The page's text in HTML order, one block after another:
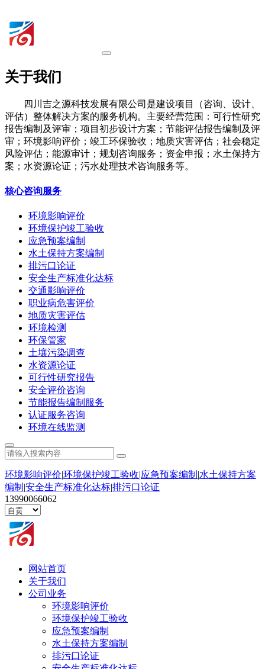
关于我们
四川吉之源科技发展有限公司是建设项目（咨询、设计、
评估）整体解决方案的服务机构。主要经营范围：可行性研究
报告编制及评审；项目初步设计方案；节能评估报告编制及评
审；环境影响评价；竣工环保验收；地质灾害评估；社会稳定
风险评估；能源审计；规划咨询服务；资金申报；水土保持方
案；水资源论证；污水处理技术咨询服务等。
核心咨询服务
环境影响评价
环境保护竣工验收
应急预案编制
水土保持方案编制
排污口论证
安全生产标准化达标
交通影响评价
职业病危害评价
地质灾害评估
环境检测
环保管家
土壤污染调查
水资源论证
可行性研究报告
安全评价咨询
节能报告编制服务
认证服务咨询
环境在线监测
环境影响评价|环境保护竣工验收|应急预案编制 |水土保持方案
编制 |安全生产标准化达标|排污口论证
13990066062
网站首页
关于我们
公司业务
环境影响评价
环境保护竣工验收
应急预案编制
水土保持方案编制
排污口论证